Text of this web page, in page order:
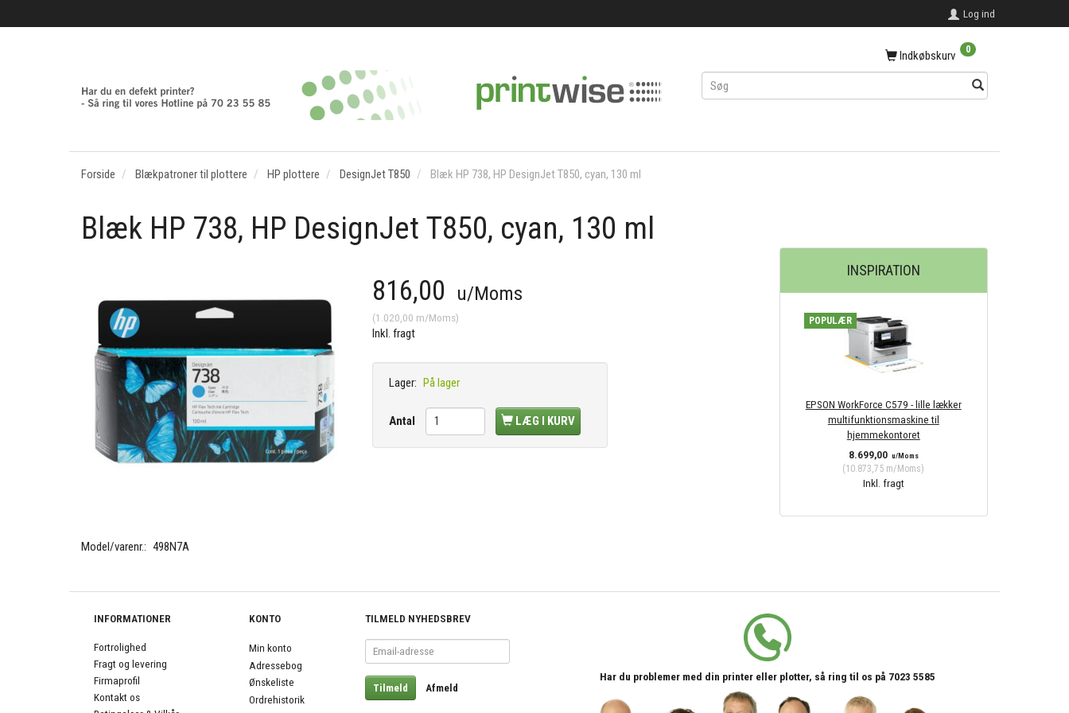
Log ind
Indkøbskurv 0
Forside Blækpatroner til plottere HP plottere DesignJet T850 Blæk HP 738, HP DesignJet T850, cyan, 130 ml
Blæk HP 738, HP DesignJet T850, cyan, 130 ml
Model/varenr.: 498N7A
816,00 u/Moms
(1.020,00 m/Moms)
Inkl. fragt
Lager: På lager
Antal LÆG I KURV
INSPIRATION
POPULÆR
EPSON WorkForce C579 - lille lækker
multifunktionsmaskine til
hjemmekontoret
8.699,00 u/Moms
(10.873,75 m/Moms)
Inkl. fragt
INFORMATIONER
Fortrolighed
Fragt og levering
Firmaprofil
Kontakt os
KONTO
Min konto
Adressebog
Ønskeliste
Ordrehistorik
TILMELD NYHEDSBREV
Email-
adresse
Tilmeld Afmeld
Har du problemer med din printer eller plotter, så ring til os på 7023 5585